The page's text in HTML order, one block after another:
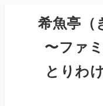
希魚亭（
〜ファ
とりわ